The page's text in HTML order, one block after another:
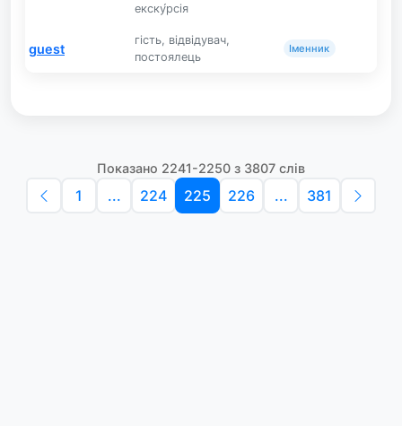
екску́рсія
guest
гість, відвідувач,
постоялець
Іменник
Показано 2241-2250 з 3807 слів
1 ... 224 225 226 ... 381